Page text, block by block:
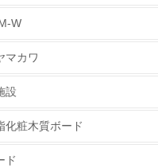
チェック項目
レベル1
容
部、金属部、樹脂部
W
マカワ
設
化粧木質ボード
ド